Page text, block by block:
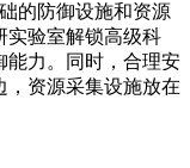
的防御设施和资源
实验室解锁高级科
能力。同时，合理安
，资源采集设施放在